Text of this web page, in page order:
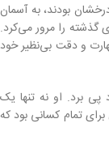
بودند، به آسمان
گذشته را مرور می‌کرد.
و دقت بی‌نظیر خود
برد. او نه تنها یک
تمام کسانی بود که